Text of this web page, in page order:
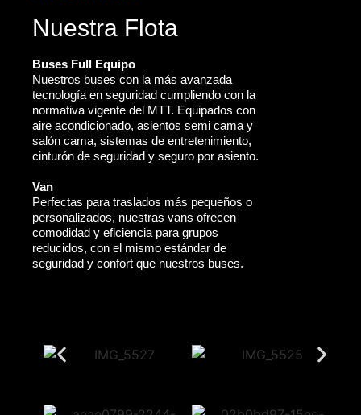
Nuestra Flota
Buses Full Equipo
Nuestros buses con la más avanzada
tecnología en seguridad cumpliendo con la
normativa vigente del MTT. Equipados con
aire acondicionado, asientos semi cama y
salón cama, sistemas de entretenimiento,
cinturón de seguridad y seguro por asiento.
Van
Perfectas para traslados más pequeños o
personalizados, nuestras vans ofrecen
comodidad y eficiencia para grupos
reducidos, con el mismo estándar de
seguridad y confort que nuestros buses.